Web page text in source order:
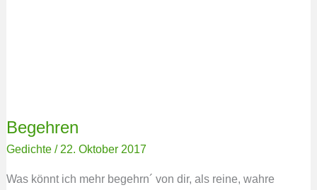
Begehren
Gedichte/ 22. Oktober 2017
Was könnt ich mehr begehrn´ von dir, als reine, wahre